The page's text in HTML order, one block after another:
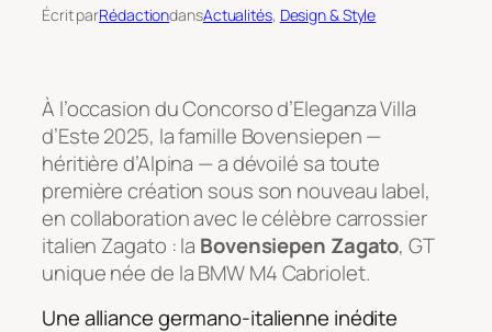
Écrit parRédactiondansActualités, Design & Style
À l’occasion du Concorso d’Eleganza Villa
d’Este 2025, la famille Bovensiepen —
héritière d’Alpina — a dévoilé sa toute
première création sous son nouveau label,
en collaboration avec le célèbre carrossier
italien Zagato : la Bovensiepen Zagato, GT
unique née de la BMW M4 Cabriolet.
Une alliance germano-italienne inédite